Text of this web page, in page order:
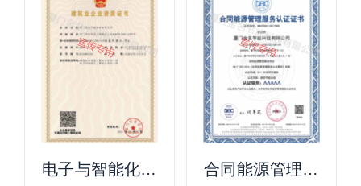
电子与智能化工
合同能源管理认